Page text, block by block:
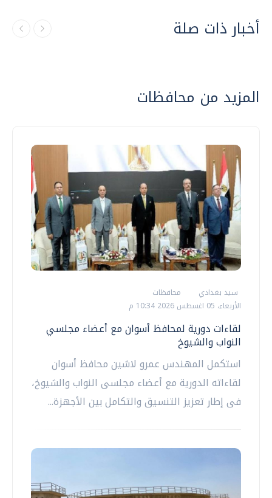
أخبار ذات صلة
المزيد من محافظات
سيد بغدادي
محافظات
الأربعاء، 05 اغسطس 2026 10:34 م
لقاءات دورية لمحافظ أسوان مع أعضاء مجلسي
النواب والشيوخ
استكمل المهندس عمرو لاشين محافظ أسوان
لقاءاته الدورية مع أعضاء مجلسى النواب والشيوخ،
فى إطار تعزيز التنسيق والتكامل بين الأجهزة...